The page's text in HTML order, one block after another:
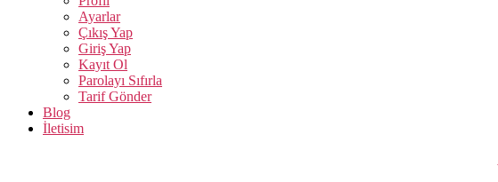
Ayarlar
Çıkış Yap
Giriş Yap
Kayıt Ol
Parolayı Sıfırla
Tarif Gönder
Blog
İletisim